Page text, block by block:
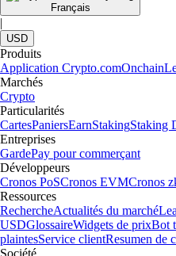
Français
|
USD
Produits
Application Crypto.comOnchain
Marchés
Crypto
Particularités
CartesPaniersEarnStakingStaking
Entreprises
GardePay pour commerçant
Développeurs
Cronos PoSCronos EVMCronos
Ressources
RechercheActualités du marché
USDGlossaireWidgets de prixBot
plaintesService clientResumen de
Société